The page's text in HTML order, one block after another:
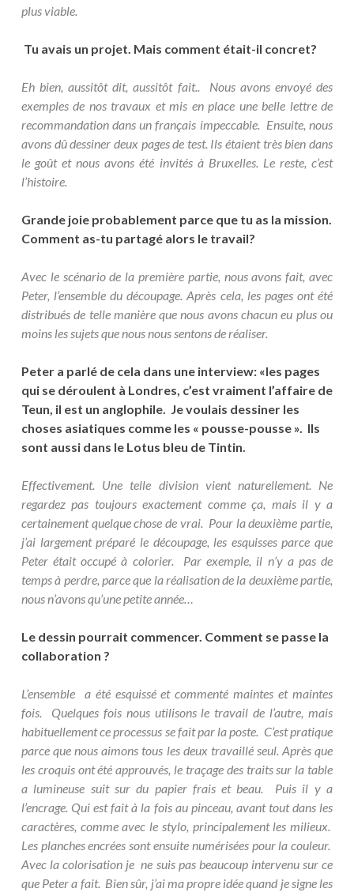
plus viable.
Tu avais un projet. Mais comment était-il concret?
Eh bien, aussitôt dit, aussitôt fait.. Nous avons envoyé des
exemples de nos travaux et mis en place une belle lettre de
recommandation dans un français impeccable. Ensuite, nous
avons dû dessiner deux pages de test. Ils étaient très bien dans
le goût et nous avons été invités à Bruxelles. Le reste, c’est
l’histoire.
Grande joie probablement parce que tu as la mission.
Comment as-tu partagé alors le travail?
Avec le scénario de la première partie, nous avons fait, avec
Peter, l’ensemble du découpage. Après cela, les pages ont été
distribués de telle manière que nous avons chacun eu plus ou
moins les sujets que nous nous sentons de réaliser.
Peter a parlé de cela dans une interview: «les pages
qui se déroulent à Londres, c’est vraiment l’affaire de
Teun, il est un anglophile. Je voulais dessiner les
choses asiatiques comme les « pousse-pousse ». Ils
sont aussi dans le Lotus bleu de Tintin.
Effectivement. Une telle division vient naturellement. Ne
regardez pas toujours exactement comme ça, mais il y a
certainement quelque chose de vrai. Pour la deuxième partie,
j’ai largement préparé le découpage, les esquisses parce que
Peter était occupé à colorier. Par exemple, il n’y a pas de
temps à perdre, parce que la réalisation de la deuxième partie,
nous n’avons qu’une petite année…
Le dessin pourrait commencer. Comment se passe la
collaboration ?
L’ensemble a été esquissé et commenté maintes et maintes
fois. Quelques fois nous utilisons le travail de l’autre, mais
habituellement ce processus se fait par la poste. C’est pratique
parce que nous aimons tous les deux travaillé seul. Après que
les croquis ont été approuvés, le traçage des traits sur la table
a lumineuse suit sur du papier frais et beau. Puis il y a
l’encrage. Qui est fait à la fois au pinceau, avant tout dans les
caractères, comme avec le stylo, principalement les milieux.
Les planches encrées sont ensuite numérisées pour la couleur.
Avec la colorisation je ne suis pas beaucoup intervenu sur ce
que Peter a fait. Bien sûr, j’ai ma propre idée quand je signe les